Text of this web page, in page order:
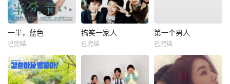
一半，蓝色
已完结
搞笑一家人
已完结
第一个男人
已完结